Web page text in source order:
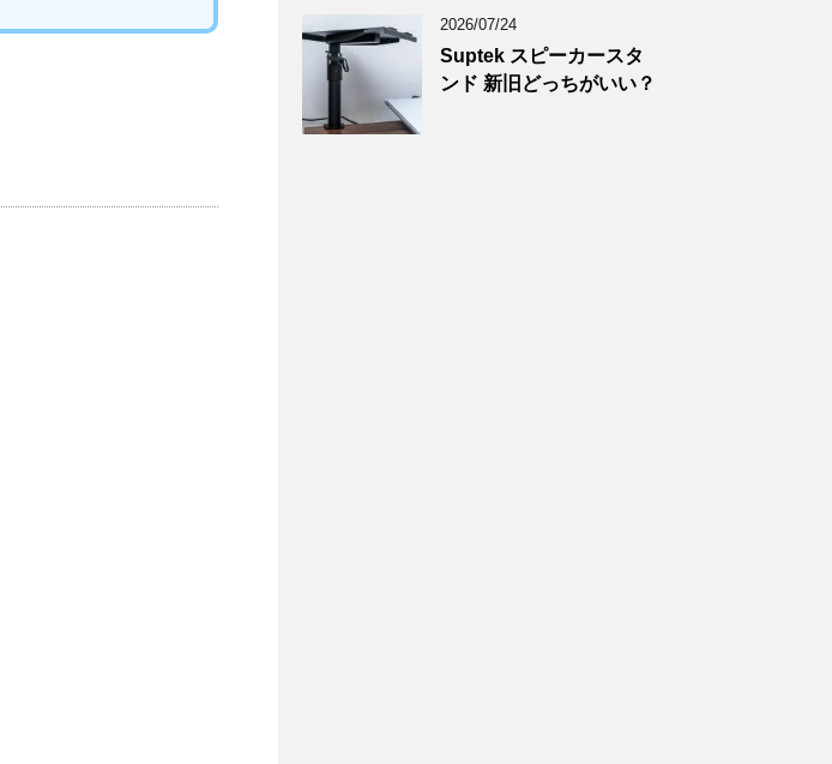
2024年5月
(8)
2024年4月
(8)
2024年3月
2024年2月
2026/07/24
Suptek スピーカースタ
ンド 新旧どっちがいい？